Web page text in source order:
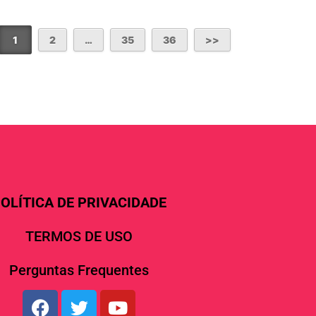
1 2 … 35 36
DE PRIVACIDADE
TERMOS DE USO
Perguntas Frequentes